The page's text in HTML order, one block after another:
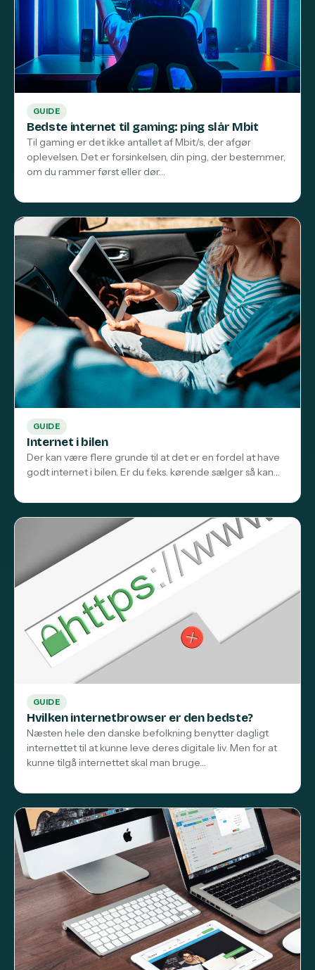
GUIDE
Bedste internet til gaming: ping slår Mbit
Til gaming er det ikke antallet af Mbit/s, der afgør
oplevelsen. Det er forsinkelsen, din ping, der bestemmer,
om du rammer først eller dør…
GUIDE
Internet i bilen
Der kan være flere grunde til at det er en fordel at have
godt internet i bilen. Er du f.eks. kørende sælger så kan…
GUIDE
Hvilken internetbrowser er den bedste?
Næsten hele den danske befolkning benytter dagligt
internettet til at kunne leve deres digitale liv. Men for at
kunne tilgå internettet skal man bruge…